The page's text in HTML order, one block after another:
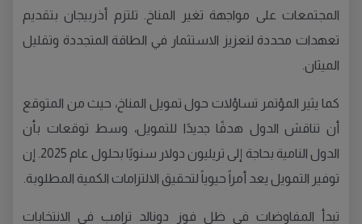
المجتمعات على مواجهة تغير المناخ. تلتزم أذربيجان بتقديم
تعهدات محددة لتعزيز الاستثمار في الطاقة المتجددة وتقليل
الميثان.
كما يثير المؤتمر تساؤلات حول تمويل المناخ، حيث من المتوقع
أن تناقش الدول هدفًا جديدًا للتمويل، وسط توقعات بأن
الدول النامية بحاجة إلى تريليون دولار سنويًا بحلول عام 2025. إن
توفير التمويل يعد أمراً حيوياً لتحقيق الالتزامات الكمية المطلوبة.
تبدأ المفاوضات في ظل فوز دونالد ترامب في الانتخابات